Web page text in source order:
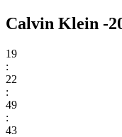
Calvin Klein -
19
:
22
:
49
:
42